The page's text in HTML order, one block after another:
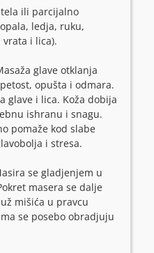
ili parcijalno
ledja, ruku,
i lica).
glave otklanja
opušta i odmara.
glave i lica. Koža dobija
ishranu i snagu.
pomaže kod slabe
i stresa.
se gladjenjem u
masera se dalje
mišića u pravcu
se posebo obradjuju